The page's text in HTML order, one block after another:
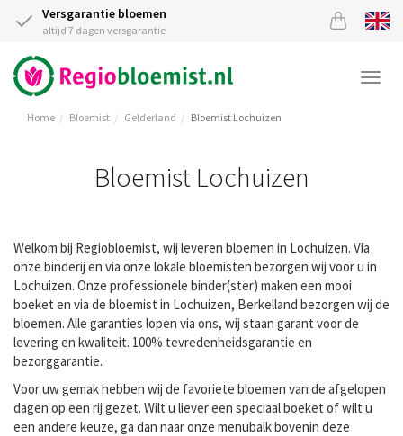
Versgarantie bloemen
altijd 7 dagen versgarantie
Home Bloemist Gelderland Bloemist Lochuizen
Bloemist Lochuizen
Welkom bij Regiobloemist, wij leveren bloemen in Lochuizen. Via
onze binderij en via onze lokale bloemisten bezorgen wij voor u in
Lochuizen. Onze professionele binder(ster) maken een mooi
boeket en via de bloemist in Lochuizen, Berkelland bezorgen wij de
bloemen. Alle garanties lopen via ons, wij staan garant voor de
levering en kwaliteit. 100% tevredenheidsgarantie en
bezorggarantie.
Voor uw gemak hebben wij de favoriete bloemen van de afgelopen
dagen op een rij gezet. Wilt u liever een speciaal boeket of wilt u
een andere keuze, ga dan naar onze menubalk bovenin deze